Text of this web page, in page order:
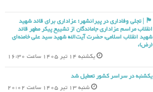
🏴 | تجلی وفاداری در پیرانشهر؛ عزاداری برای قائد شهید
انقلاب مراسم عزاداری جاماندگان از تشییع پیکر مطهر قائد
شهید انقلاب اسلامی، حضرت آیت‌الله شهید سید علی خامنه‌ای
(رض)،
یکشنبه 14 تیر 1405 ساعت 16:30
یکشنبه در سراسر کشور تعطیل شد
شنبه 13 تیر 1405 ساعت 20:02